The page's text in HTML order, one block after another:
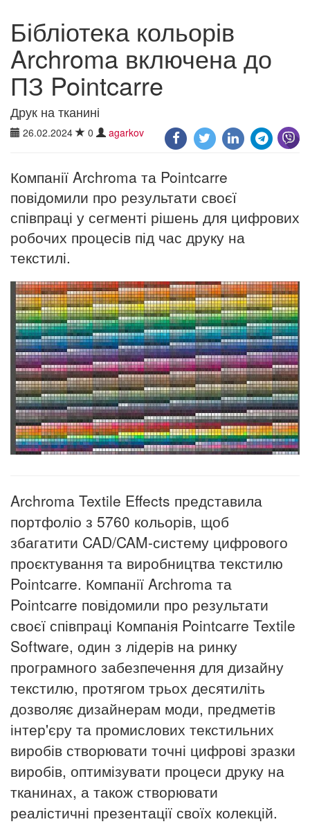
Бібліотека кольорів
Archroma включена до
ПЗ Pointcarre
Друк на тканині
26.02.2024 0 agarkov
Компанії Archroma та Pointcarre
повідомили про результати своєї
співпраці у сегменті рішень для цифрових
робочих процесів під час друку на
текстилі.
Archroma Textile Effects представила
портфоліо з 5760 кольорів, щоб
збагатити CAD/CAM-систему цифрового
проєктування та виробництва текстилю
Pointcarre. Компанії Archroma та
Pointcarre повідомили про результати
своєї співпраці Компанія Pointcarre Textile
Software, один з лідерів на ринку
програмного забезпечення для дизайну
текстилю, протягом трьох десятиліть
дозволяє дизайнерам моди, предметів
інтер'єру та промислових текстильних
виробів створювати точні цифрові зразки
виробів, оптимізувати процеси друку на
тканинах, а також створювати
реалістичні презентації своїх колекцій.